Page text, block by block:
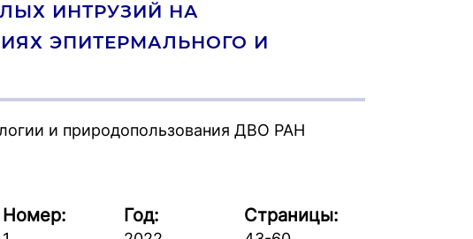
ИНТРУЗИЙ НА
ЭПИТЕРМАЛЬНОГО И
и природопользования ДВО РАН
Номер: Год: Страницы: